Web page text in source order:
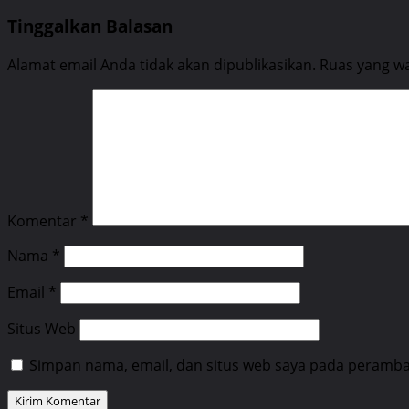
Tinggalkan Balasan
Alamat email Anda tidak akan dipublikasikan. Ruas yang
Komentar *
Nama *
Email *
Situs Web
Simpan nama, email, dan situs web saya pada